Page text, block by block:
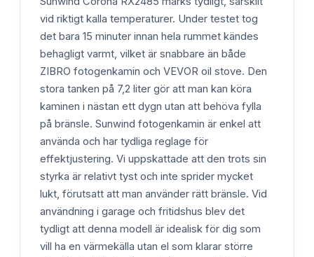
vid riktigt kalla temperaturer. Under testet tog
det bara 15 minuter innan hela rummet kändes
behagligt varmt, vilket är snabbare än både
ZIBRO fotogenkamin och VEVOR oil stove. Den
stora tanken på 7,2 liter gör att man kan köra
kaminen i nästan ett dygn utan att behöva fylla
på bränsle. Sunwind fotogenkamin är enkel att
använda och har tydliga reglage för
effektjustering. Vi uppskattade att den trots sin
styrka är relativt tyst och inte sprider mycket
lukt, förutsatt att man använder rätt bränsle. Vid
användning i garage och fritidshus blev det
tydligt att denna modell är idealisk för dig som
vill ha en värmekälla utan el som klarar större